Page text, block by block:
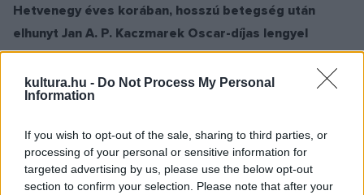
kultura.hu - Do Not Process My Personal
Information
If you wish to opt-out of the sale, sharing to third parties, or
processing of your personal or sensitive information for
targeted advertising by us, please use the below opt-out
section to confirm your selection. Please note that after your
Hetvenegy éves korában, hosszú betegség után
elhunyt Jan A. P. Kaczmarek Oscar-díjas lengyel
filmzeneszerző.
Jan A. P. Kaczmarek 1953. április 29-én született a közép-
lengyelországi Konin városában, zenészcsaládban.
Jerzy Grotowski Teatr Laboratorium színházában, valamint a
Teatr Ósmego Dnia társulatban – indult a ’70-es években.